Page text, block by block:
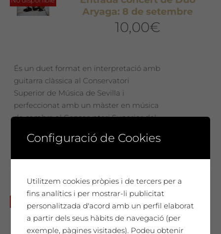
Aryaga: 8 de setembre
10,00€
És un duet format en interpretació amb
guitarra clàssica al Conservatori
Superior de Música de Sevilla i
perfeccionat amb un màster en música
de cambra al Conservatori Superior del
Diumenge 5 de maig: Tast de
vins i Wine Spa amb Maria
Grustan i Laia Sans de
Configuració de Cookies
Utilitzem cookies pròpies i de tercers per a
fins analítics i per mostrar-li publicitat
personalitzada d'acord amb un perfil elaborat
a partir dels seus hàbits de navegació (per
exemple, pàgines visitades). Podeu obtenir